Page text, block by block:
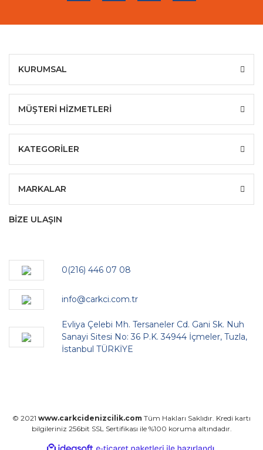
KURUMSAL
MÜŞTERİ HİZMETLERİ
KATEGORİLER
MARKALAR
BİZE ULAŞIN
0(216) 446 07 08
info@carkci.com.tr
Evliya Çelebi Mh. Tersaneler Cd. Gani Sk. Nuh
Sanayi Sitesi No: 36 P.K. 34944 İçmeler, Tuzla,
İstanbul TÜRKİYE
© 2021 www.carkcidenizcilik.com Tüm Hakları Saklıdır. Kredi kartı
bilgileriniz 256bit SSL Sertifikası ile %100 koruma altındadır.